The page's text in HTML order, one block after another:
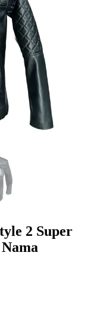
2 Super